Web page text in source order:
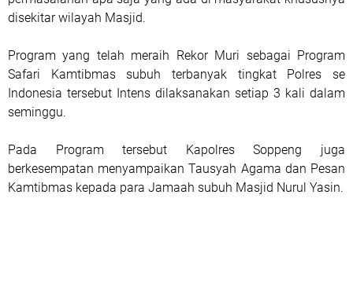
disekitar wilayah Masjid.
Program yang telah meraih Rekor Muri sebagai Program
Safari Kamtibmas subuh terbanyak tingkat Polres se
Indonesia tersebut Intens dilaksanakan setiap 3 kali dalam
seminggu.
Pada Program tersebut Kapolres Soppeng juga
berkesempatan menyampaikan Tausyah Agama dan Pesan
Kamtibmas kepada para Jamaah subuh Masjid Nurul Yasin.